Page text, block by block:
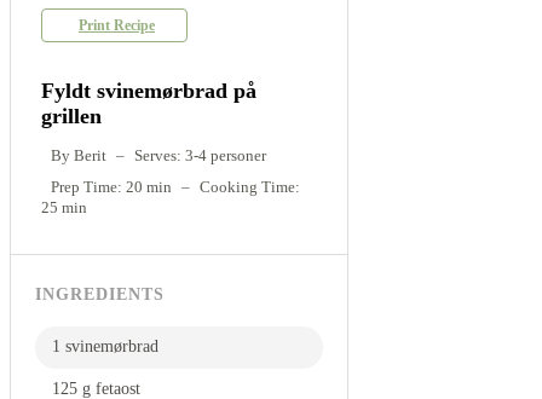
Print Recipe
Fyldt svinemørbrad på
grillen
By Berit – Serves: 3-4 personer
Prep Time: 20 min – Cooking Time:
25 min
INGREDIENTS
1 svinemørbrad
125 g fetaost